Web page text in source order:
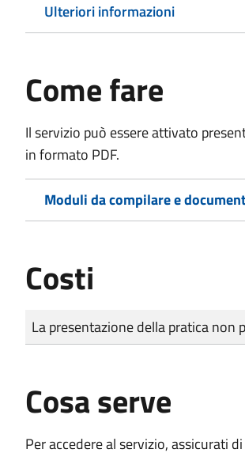
Ulteriori informazioni
Come fare
Il servizio può essere attivato
in formato PDF.
Moduli da compilare e
Costi
Tipo di pagamento
Importo
La presentazione della pratica non
Cosa serve
Per accedere al servizio, assicurati